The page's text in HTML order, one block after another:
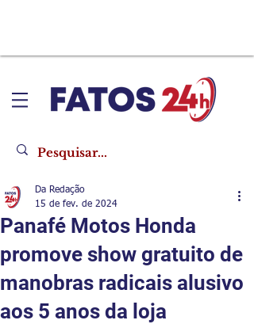
Panafé Motos Honda
promove show gratuito de
manobras radicais alusivo
aos 5 anos da loja
Da Redação
15 de fev. de 2024